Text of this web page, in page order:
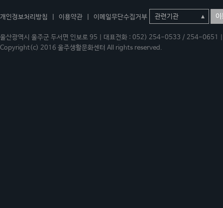
개인정보처리방침 이용약관 이메일무단수집거부 이
울산광역시 울주군 두서면 인보로 95 | 대표전화 : 052) 254-0533 / 254-
Copyright(c) 2016 울주생활문화센터 All rights reserved.